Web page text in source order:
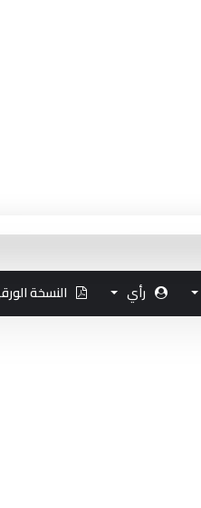
رأي النسخة